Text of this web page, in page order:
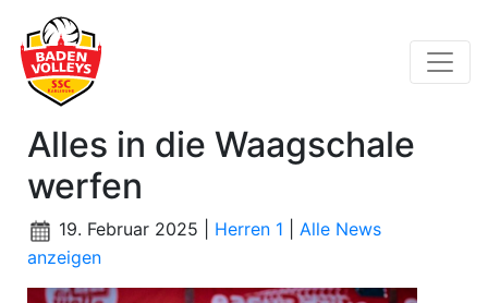
Alles in die Waagschale
werfen
19. Februar 2025 | Herren 1
Alle News
anzeigen